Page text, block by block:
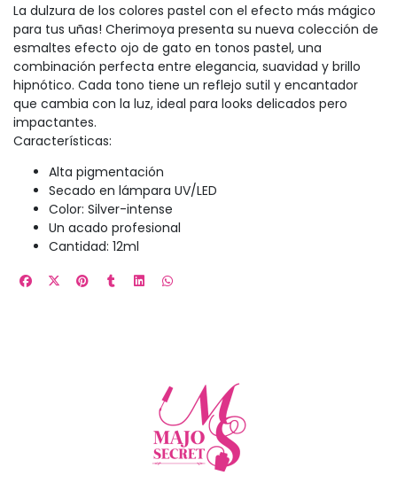
La dulzura de los colores pastel con el efecto más mágico
para tus uñas! Cherimoya presenta su nueva colección de
esmaltes efecto ojo de gato en tonos pastel, una
combinación perfecta entre elegancia, suavidad y brillo
hipnótico. Cada tono tiene un reflejo sutil y encantador
que cambia con la luz, ideal para looks delicados pero
impactantes.
Características:
Alta pigmentación
Secado en lámpara UV/LED
Color: Silver-intense
Un acado profesional
Cantidad: 12ml